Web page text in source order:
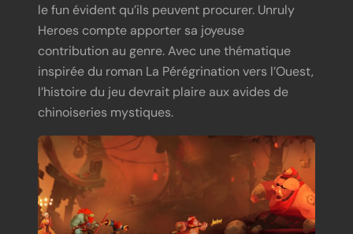
le fun évident qu’ils peuvent procurer. Unruly
Heroes compte apporter sa joyeuse
contribution au genre. Avec une thématique
inspirée du roman La Pérégrination vers l’Ouest,
l’histoire du jeu devrait plaire aux avides de
chinoiseries mystiques.